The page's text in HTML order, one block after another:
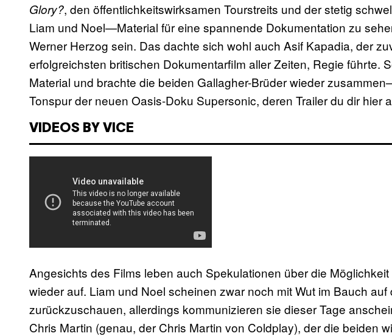
Glory?, den öffentlichkeitswirksamen Tourstreits und der stetig
Liam und Noel—Material für eine spannende Dokumentation zu
Werner Herzog sein. Das dachte sich wohl auch Asif Kapadia, der
erfolgreichsten britischen Dokumentarfilm aller Zeiten, Regie führte.
Material und brachte die beiden Gallagher-Brüder wieder
Tonspur der neuen Oasis-Doku Supersonic, deren Trailer du dir hier
VIDEOS BY VICE
Angesichts des Films leben auch Spekulationen über die
wieder auf. Liam und Noel scheinen zwar noch mit Wut im Bauch
zurückzuschauen, allerdings kommunizieren sie dieser Tage
Chris Martin (genau, der Chris Martin von Coldplay), der die beiden